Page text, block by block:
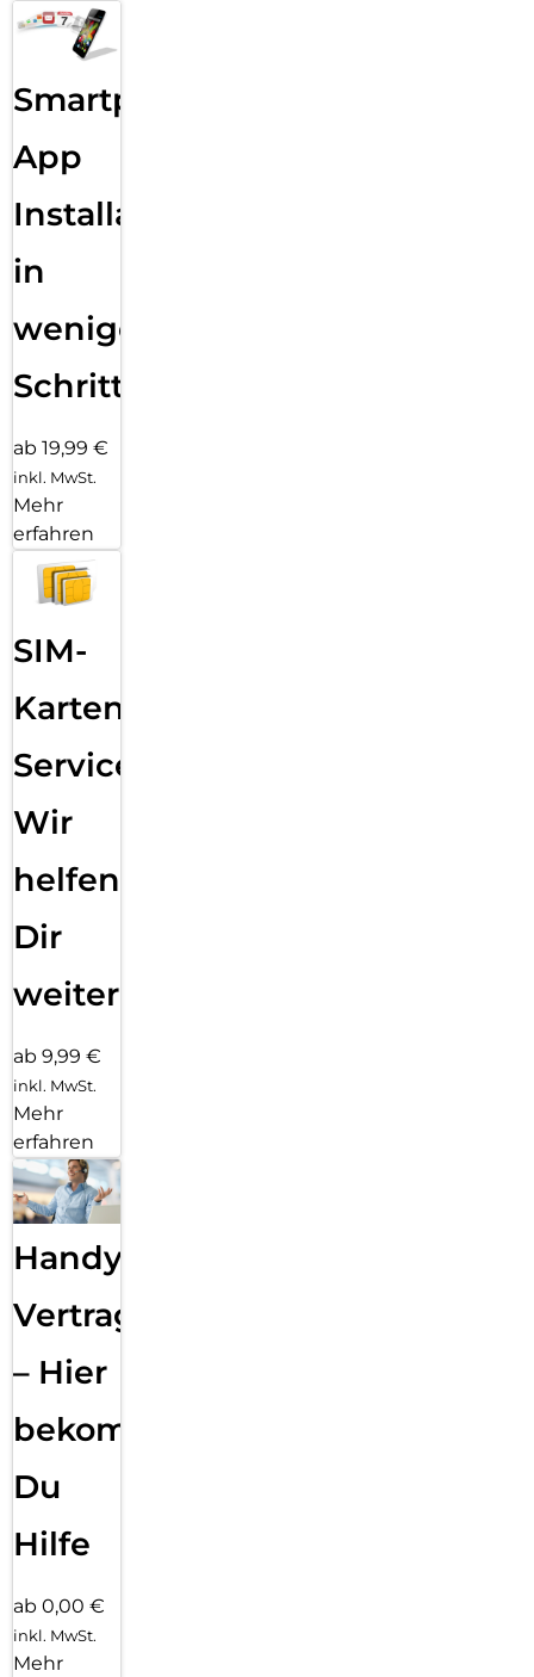
Smartphone
App
Installation
in
wenigen
Schritten
ab 19,99 €
inkl. MwSt.
Mehr
erfahren
SIM-
Karten
Service:
Wir
helfen
Dir
weiter
ab 9,99 €
inkl. MwSt.
Mehr
erfahren
Handy
Vertragsabwicklung
– Hier
bekommst
Du
Hilfe
ab 0,00 €
inkl. MwSt.
Mehr